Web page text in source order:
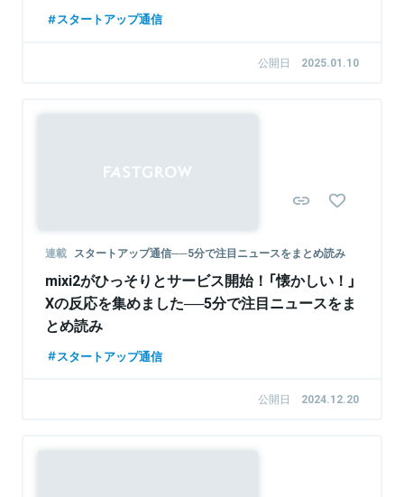
スタートアップ通信
公開日 2025.01.10
連載 スタートアップ通信──5分で注目ニュースをまとめ読み
mixi2がひっそりとサービス開始！「懐かしい！」
Xの反応を集めました──5分で注目ニュースをま
とめ読み
スタートアップ通信
公開日 2024.12.20